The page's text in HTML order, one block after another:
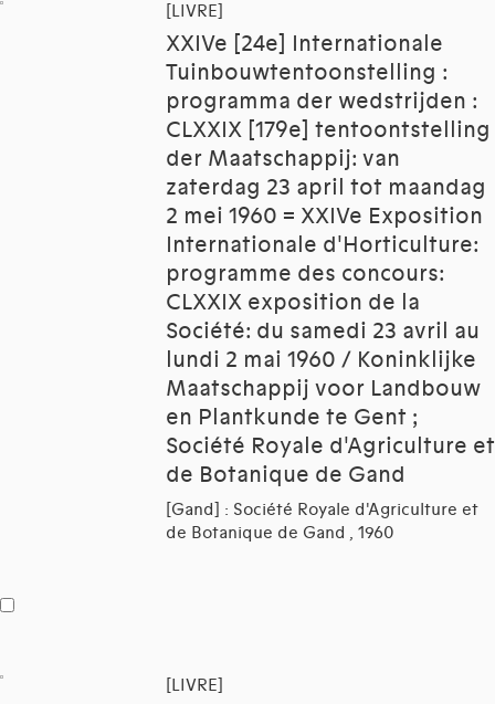
[LIVRE]
XXIVe [24e] Internationale
Tuinbouwtentoonstelling :
programma der wedstrijden :
CLXXIX [179e] tentoontstelling
der Maatschappij: van
zaterdag 23 april tot maandag
2 mei 1960 = XXIVe Exposition
Internationale d'Horticulture:
programme des concours:
CLXXIX exposition de la
Société: du samedi 23 avril au
lundi 2 mai 1960 / Koninklijke
Maatschappij voor Landbouw
en Plantkunde te Gent ;
Société Royale d'Agriculture et
de Botanique de Gand
[Gand] : Société Royale d'Agriculture et
de Botanique de Gand , 1960
[LIVRE]